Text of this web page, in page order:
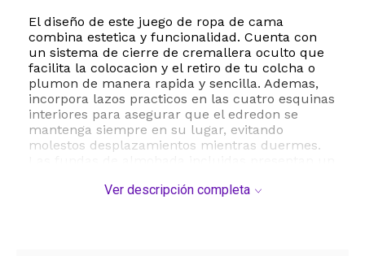
El diseño de este juego de ropa de cama
combina estetica y funcionalidad. Cuenta con
un sistema de cierre de cremallera oculto que
facilita la colocacion y el retiro de tu colcha o
plumon de manera rapida y sencilla. Ademas,
incorpora lazos practicos en las cuatro esquinas
interiores para asegurar que el edredon se
mantenga siempre en su lugar, evitando
molestos desplazamientos mientras duermes.
almohadas protegidas y esteticamente
Ver descripción completa